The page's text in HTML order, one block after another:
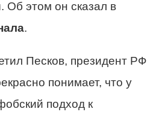
Об этом он сказал в
.
Песков, президент РФ
понимает, что у
подход к